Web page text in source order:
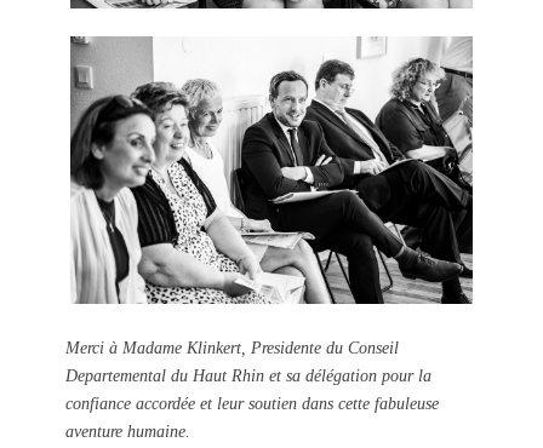
Merci à Madame Klinkert, Presidente du Conseil
Departemental du Haut Rhin et sa délégation pour la
confiance accordée et leur soutien dans cette fabuleuse
aventure humaine.